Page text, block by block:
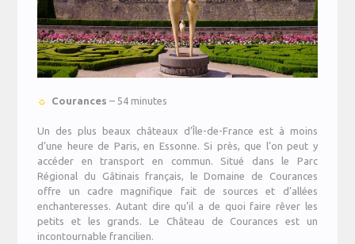
☼ Courances – 54 minutes
Un des plus beaux châteaux d’Île-de-France est à moins
d’une heure de Paris, en Essonne. Si près, que l’on peut y
accéder en transport en commun. Situé dans le Parc
Régional du Gâtinais français, le Domaine de Courances
offre un cadre magnifique fait de sources et d’allées
enchanteresses. Autant dire qu’il a de quoi faire rêver les
petits et les grands. Le Château de Courances est un
incontournable francilien.